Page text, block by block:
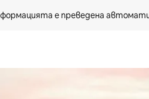
е преведена